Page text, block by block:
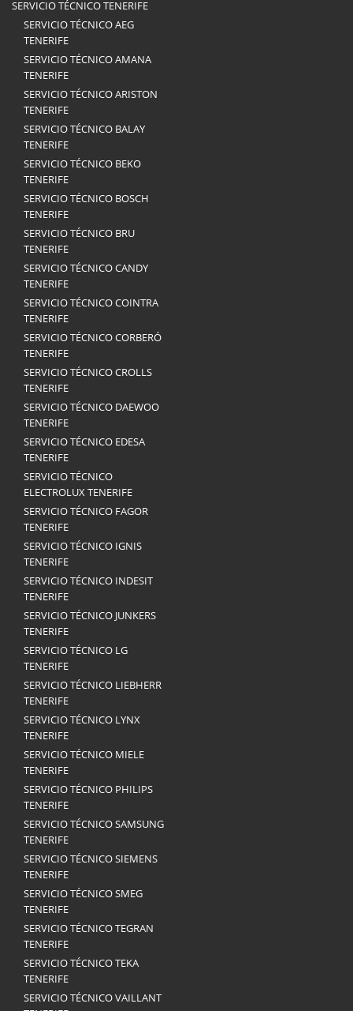
SERVICIO TÉCNICO TENERIFE
SERVICIO TÉCNICO AEG
TENERIFE
SERVICIO TÉCNICO AMANA
TENERIFE
SERVICIO TÉCNICO ARISTON
TENERIFE
SERVICIO TÉCNICO BALAY
TENERIFE
SERVICIO TÉCNICO BEKO
TENERIFE
SERVICIO TÉCNICO BOSCH
TENERIFE
SERVICIO TÉCNICO BRU
TENERIFE
SERVICIO TÉCNICO CANDY
TENERIFE
SERVICIO TÉCNICO COINTRA
TENERIFE
SERVICIO TÉCNICO CORBERÓ
TENERIFE
SERVICIO TÉCNICO CROLLS
TENERIFE
SERVICIO TÉCNICO DAEWOO
TENERIFE
SERVICIO TÉCNICO EDESA
TENERIFE
SERVICIO TÉCNICO
ELECTROLUX TENERIFE
SERVICIO TÉCNICO FAGOR
TENERIFE
SERVICIO TÉCNICO IGNIS
TENERIFE
SERVICIO TÉCNICO INDESIT
TENERIFE
SERVICIO TÉCNICO JUNKERS
TENERIFE
SERVICIO TÉCNICO LG
TENERIFE
SERVICIO TÉCNICO LIEBHERR
TENERIFE
SERVICIO TÉCNICO LYNX
TENERIFE
SERVICIO TÉCNICO MIELE
TENERIFE
SERVICIO TÉCNICO PHILIPS
TENERIFE
SERVICIO TÉCNICO SAMSUNG
TENERIFE
SERVICIO TÉCNICO SIEMENS
TENERIFE
SERVICIO TÉCNICO SMEG
TENERIFE
SERVICIO TÉCNICO TEGRAN
TENERIFE
SERVICIO TÉCNICO TEKA
TENERIFE
SERVICIO TÉCNICO VAILLANT